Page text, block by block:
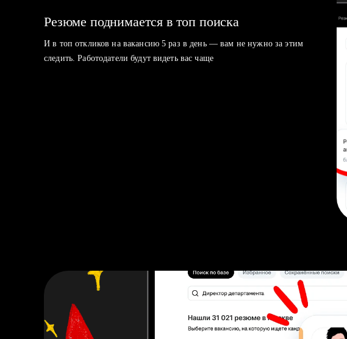
Резюме поднимается в топ поиска
И в топ откликов на вакансию 5 раз в день — вам не нужно за этим
следить. Работодатели будут видеть вас чаще